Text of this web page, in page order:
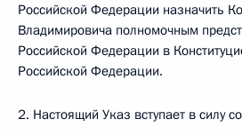
Российской Федерации назначить
Владимировича полномочным
Российской Федерации в
Российской Федерации.
2. Настоящий Указ вступает в силу